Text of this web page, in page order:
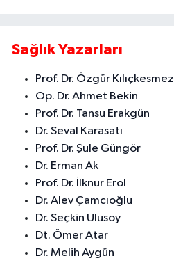
Sağlık Yazarları
Prof. Dr. Özgür Kılıçkesmez
Op. Dr. Ahmet Bekin
Prof. Dr. Tansu Erakgün
Dr. Seval Karasatı
Prof. Dr. Şule Güngör
Dr. Erman Ak
Prof. Dr. İlknur Erol
Dr. Alev Çamcıoğlu
Dr. Seçkin Ulusoy
Dt. Ömer Atar
Dr. Melih Aygün